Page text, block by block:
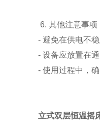
6. 其他注意事项
- 避免在供电不
- 设备应放置在
- 使用过程中，
立式双层恒温摇